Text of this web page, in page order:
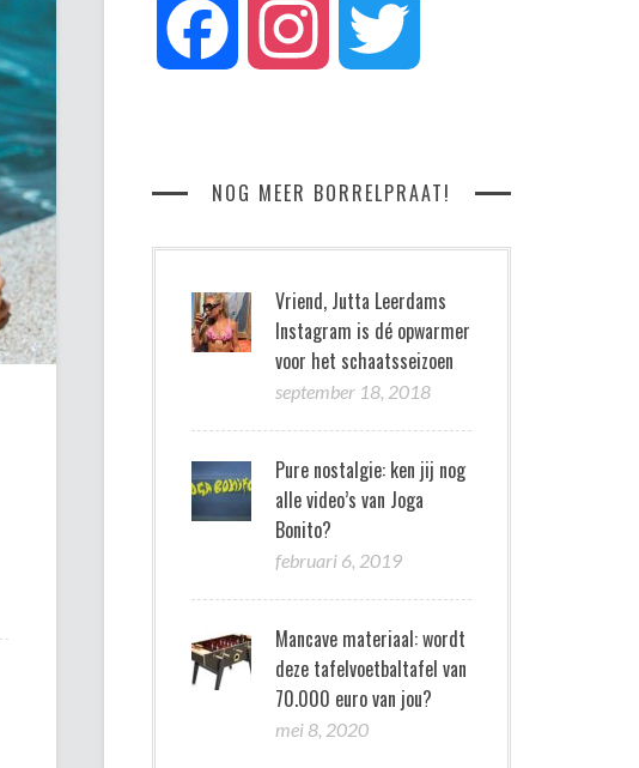
Facebook Instagram
NOG MEER BORRELPRAAT!
Vriend, Jutta Leerdams
Instagram is dé opwarmer
voor het schaatsseizoen
september 18, 2018
Pure nostalgie: ken jij nog
alle video’s van Joga
Bonito?
februari 6, 2019
Mancave materiaal: wordt
deze tafelvoetbaltafel van
70.000 euro van jou?
mei 8, 2020